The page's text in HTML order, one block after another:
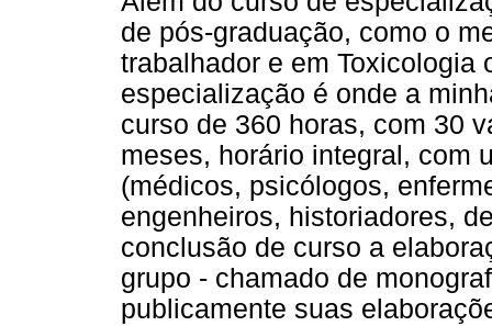
de pós-graduação, como o
trabalhador e em Toxicologia
especialização é onde a
curso de 360 horas, com 30
meses, horário integral, com
(médicos, psicólogos,
engenheiros, historiadores,
conclusão de curso a
grupo - chamado de
publicamente suas